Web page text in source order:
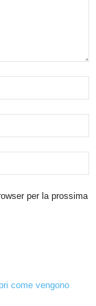
per la prossima
come vengono